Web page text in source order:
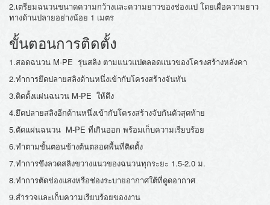
2.เตรียมฉนวนขนาดความกว้างและความยาวของช่องแป โดยเผื่อความยาว
ทางด้านปลายอย่างน้อย 1 เมตร
ขั้นตอนการติดตั้ง
1.สอดฉนวน M-PE รุ่นสลิง ตามแนวแปตลอดแนวของโครงสร้างหลังคา
2.ทำการยึดปลายสลิงด้านหนึ่งเข้ากับโครงสร้างจันทัน
3.ติดตั้งแผ่นฉนวน M-PE ให้ตึง
4.ยึดปลายสลิงอีกด้านหนึ่งเข้ากับโครงสร้างจับกันตัวสุดท้าย
5.ตัดแผ่นฉนวน M-PE ที่เกินออก พร้อมเก็บความเรียบร้อย
6.ทำตามขั้นตอนข้างต้นตลอดพื้นที่ติดตั้ง
7.ทำการขึงลวดสลิงขวางแนวของฉนวนทุกระยะ 1.5-2.0 ม.
8.ทำการตัดช่องแสงหรือช่องระบายอากาศใต้ที่ดูดอากาศ
9.สำรวจและเก็บความเรียบร้อยของงาน